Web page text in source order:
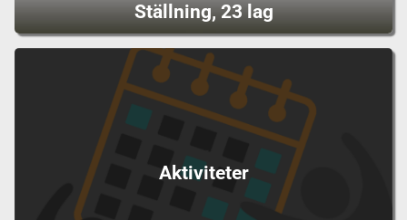
Ställning, 23 lag
Aktiviteter